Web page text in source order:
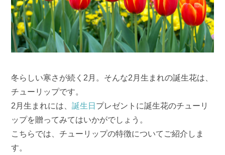
冬らしい寒さが続く2月。そんな2月生まれの誕生花は、
チューリップです。
2月生まれには、誕生日 プレゼントに誕生花のチューリ
ップを贈ってみてはいかがでしょう。
こちらでは、チューリップの特徴についてご紹介しま
す。